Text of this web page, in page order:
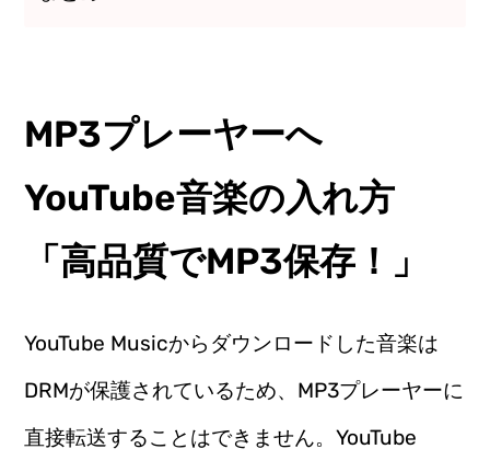
MP3プレーヤーへ
YouTube音楽の入れ方
「高品質でMP3保存！」
YouTube Musicからダウンロードした音楽は
DRMが保護されているため、MP3プレーヤーに
直接転送することはできません。YouTube